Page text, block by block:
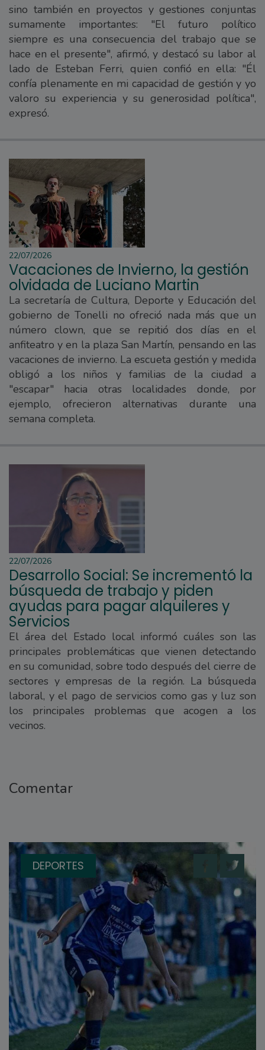
sino también en proyectos y gestiones conjuntas
sumamente importantes: "El futuro político
siempre es una consecuencia del trabajo que se
hace en el presente", afirmó, y destacó su labor al
lado de Esteban Ferri, quien confió en ella: "Él
confía plenamente en mi capacidad de gestión y yo
valoro su experiencia y su generosidad política",
expresó.
22/07/2026
Vacaciones de Invierno, la gestión
olvidada de Luciano Martin
La secretaría de Cultura, Deporte y Educación del
gobierno de Tonelli no ofreció nada más que un
número clown, que se repitió dos días en el
anfiteatro y en la plaza San Martín, pensando en las
vacaciones de invierno. La escueta gestión y medida
obligó a los niños y familias de la ciudad a
"escapar" hacia otras localidades donde, por
ejemplo, ofrecieron alternativas durante una
semana completa.
22/07/2026
Desarrollo Social: Se incrementó la
búsqueda de trabajo y piden
ayudas para pagar alquileres y
Servicios
El área del Estado local informó cuáles son las
principales problemáticas que vienen detectando
en su comunidad, sobre todo después del cierre de
sectores y empresas de la región. La búsqueda
laboral, y el pago de servicios como gas y luz son
los principales problemas que acogen a los
vecinos.
Comentar
DEPORTES